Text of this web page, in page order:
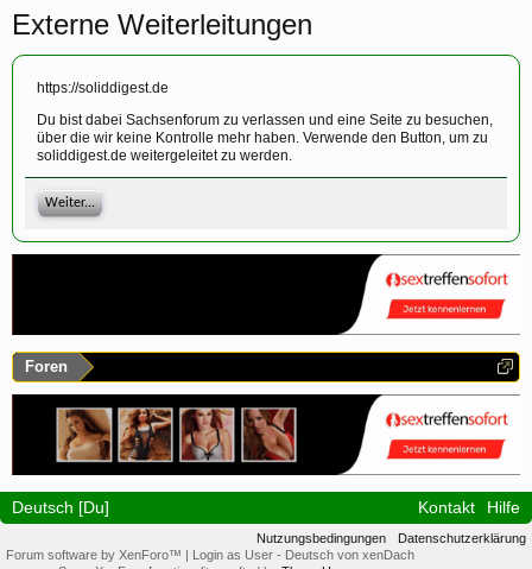
Externe Weiterleitungen
https://soliddigest.de
Du bist dabei Sachsenforum zu verlassen und eine Seite zu besuchen,
über die wir keine Kontrolle mehr haben. Verwende den Button, um zu
soliddigest.de weitergeleitet zu werden.
Weiter...
Foren
Deutsch [Du] Kontakt Hilfe
Nutzungsbedingungen
Datenschutzerklärung
Forum software by XenForo™ | Login as User - Deutsch von xenDach